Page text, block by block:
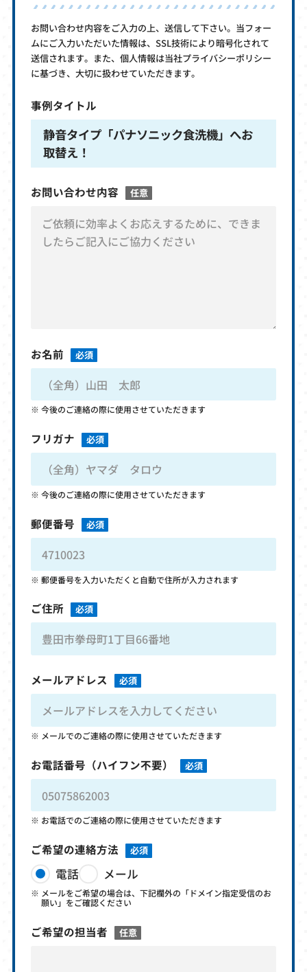
お問い合わせ内容をご入力の上、送信して下さい。当フォー
ムにご入力いただいた情報は、SSL技術により暗号化されて
送信されます。また、個人情報は当社プライバシーポリシー
に基づき、大切に扱わせていただきます。
事例タイトル
静音タイプ「パナソニック食洗機」へお
取替え！
お問い合わせ内容 任意
お名前 必須
今後のご連絡の際に使用させていただきます
フリガナ 必須
今後のご連絡の際に使用させていただきます
郵便番号 必須
郵便番号を入力いただくと自動で住所が入力されます
ご住所 必須
メールアドレス 必須
メールでのご連絡の際に使用させていただきます
お電話番号 （ハイフン不要） 必須
お電話でのご連絡の際に使用させていただきます
ご希望の連絡方法 必須
電話 メール
メールをご希望の場合は、下記欄外の「ドメイン指定受信のお
願い」をご確認ください
ご希望の担当者 任意